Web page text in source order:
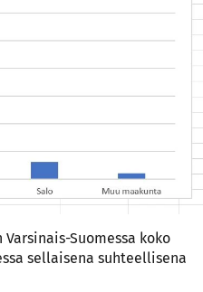
Suomessa koko
sellaisena suhteellisena